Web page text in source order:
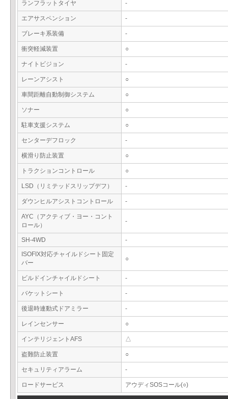
ランフラットタイヤ -
エアサスペンション -
ブレーキ系装備 -
衝突軽減装置 ○
ナイトビジョン -
レーンアシスト ○
車間距離自動制御システム ○
ソナー ○
駐車支援システム ○
センターデフロック -
横滑り防止装置 ○
トラクションコントロール ○
LSD（リミテッドスリップデフ） -
ダウンヒルアシストコントロール -
AYC（アクティブ・ヨー・コント
ロール）
-
SH-4WD
-
ISOFIX対応チャイルドシート固定
バー
○
ビルドインチャイルドシート -
バケットシート -
後退時連動式ドアミラー -
レインセンサー ○
インテリジェントAFS △
盗難防止装置 ○
セキュリティアラーム -
ロードサービス アウディSOSコール(○)